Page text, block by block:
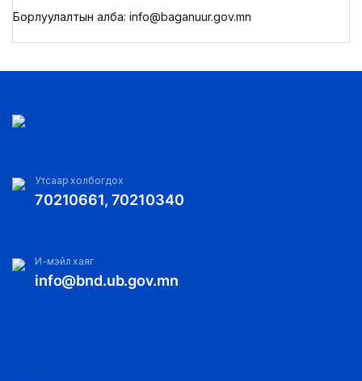
Борлуулалтын алба: info@baganuur.gov.mn
Утсаар холбогдох
70210661, 70210340
И-мэйл хаяг
info@bnd.ub.gov.mn